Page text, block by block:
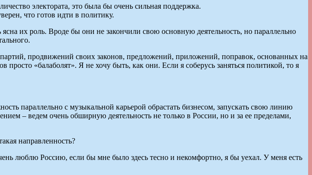
электората, это была бы очень сильная поддержка.
что готов идти в политику.
их роль. Вроде бы они не закончили свою основную деятельность, но параллельно
продвижений своих законов, предложений, приложений, поправок, основанных на
«балаболят». Я не хочу быть, как они. Если я соберусь заняться политикой, то я
параллельно с музыкальной карьерой обрастать бизнесом, запускать свою линию
– ведем очень обширную деятельность не только в России, но и за ее пределами,
направленность?
люблю Россию, если бы мне было здесь тесно и некомфортно, я бы уехал. У меня есть